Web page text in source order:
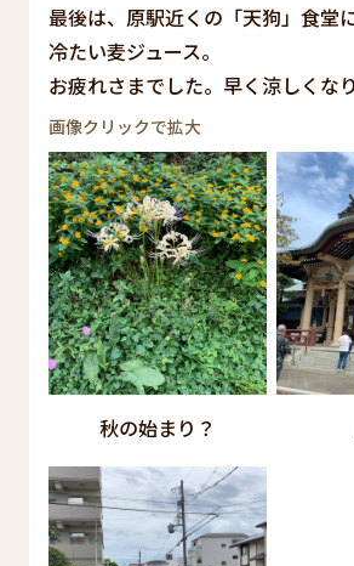
最後は、原駅近くの「天狗」食堂
冷たい麦ジュース。
お疲れさまでした。早く涼しくな
画像クリックで拡大
秋の始まり？